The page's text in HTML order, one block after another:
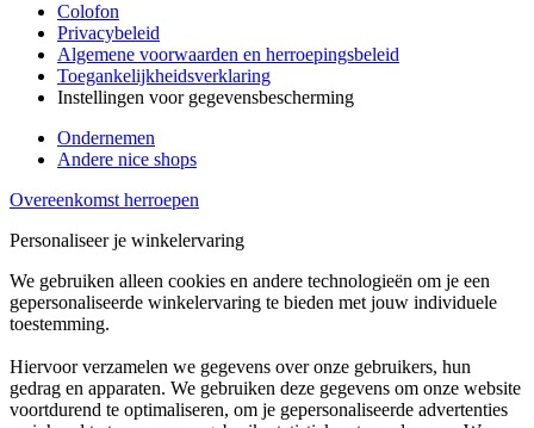
Colofon
Privacybeleid
Algemene voorwaarden en herroepingsbeleid
Toegankelijkheidsverklaring
Instellingen voor gegevensbescherming
Ondernemen
Andere nice shops
Overeenkomst herroepen
Personaliseer je winkelervaring
We gebruiken alleen cookies en andere technologieën om je een
gepersonaliseerde winkelervaring te bieden met jouw individuele
toestemming.
Hiervoor verzamelen we gegevens over onze gebruikers, hun
gedrag en apparaten. We gebruiken deze gegevens om onze website
voortdurend te optimaliseren, om je gepersonaliseerde advertenties